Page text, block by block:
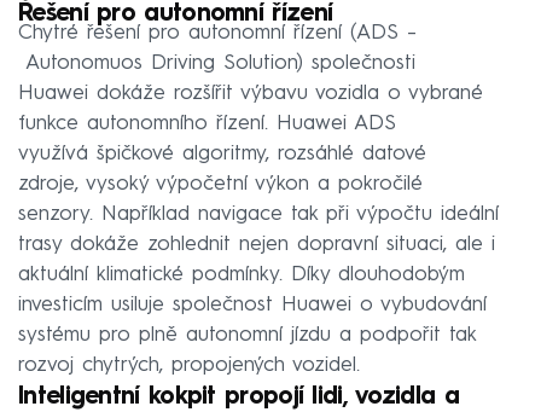
Řešení pro autonomní řízení
Chytré řešení pro autonomní řízení (ADS –
Autonomuos Driving Solution) společnosti
Huawei dokáže rozšířit výbavu vozidla o vybrané
funkce autonomního řízení. Huawei ADS
využívá špičkové algoritmy, rozsáhlé datové
zdroje, vysoký výpočetní výkon a pokročilé
senzory. Například navigace tak při výpočtu ideální
trasy dokáže zohlednit nejen dopravní situaci, ale i
aktuální klimatické podmínky. Díky dlouhodobým
investicím usiluje společnost Huawei o vybudování
systému pro plně autonomní jízdu a podpořit tak
rozvoj chytrých, propojených vozidel.
Inteligentní kokpit propojí lidi, vozidla a